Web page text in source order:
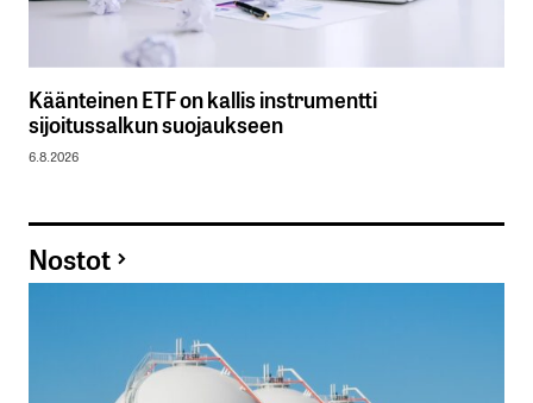
Käänteinen ETF on kallis instrumentti
sijoitussalkun suojaukseen
6.8.2026
Nostot